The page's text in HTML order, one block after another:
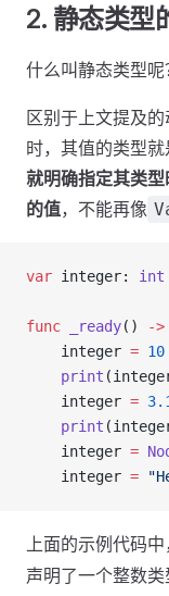
2. 静态类型
什么叫静态类型呢
区别于上文提及
时，其值的类型就
就明确指定其类
的值，不能再像
var integer: int
func _ready() ->
    integer
= 10
    print
    integer
=
    print
    integer
=
    integer
=
上面的示例代码中
声明了一个整数